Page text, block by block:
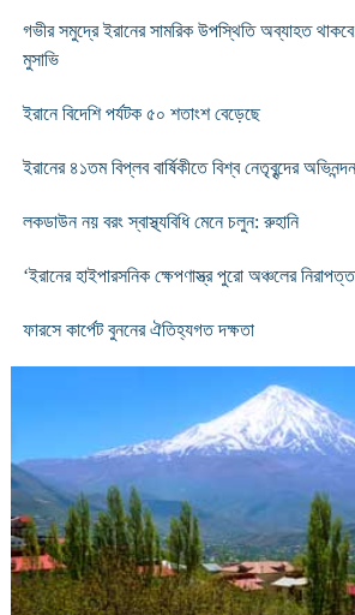
গভীর সমুদ্রে ইরানের সামরিক উপস্থিতি অব্যাহত
মুসাভি
ইরানে বিদেশি পর্যটক ৫০ শতাংশ বেড়েছে
ইরানের ৪১তম বিপ্লব বার্ষিকীতে বিশ্ব নেতৃবৃন্দের
লকডাউন নয় বরং স্বাস্থ্যবিধি মেনে চলুন: রুহানি
‘ইরানের হাইপারসনিক ক্ষেপণাস্ত্র পুরো অঞ্চলের
ফারসে কার্পেট বুননের ঐতিহ্যগত দক্ষতা